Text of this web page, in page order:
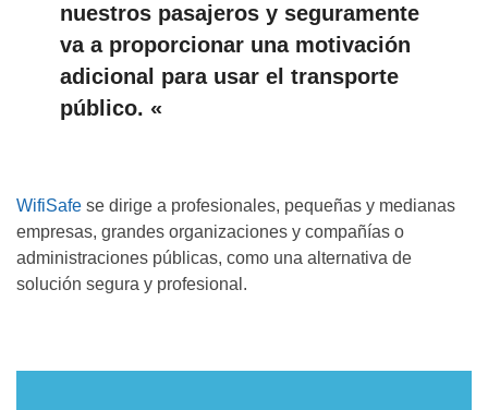
nuestros pasajeros y seguramente
va a proporcionar una motivación
adicional para usar el transporte
público. «
WifiSafe se dirige a profesionales, pequeñas y medianas
empresas, grandes organizaciones y compañías o
administraciones públicas, como una alternativa de
solución segura y profesional.